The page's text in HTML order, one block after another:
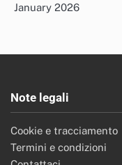
January 2026
Note legali
Cookie e tracciamento
Termini e condizioni